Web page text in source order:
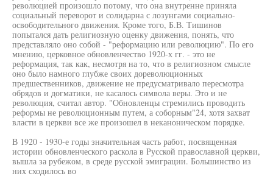
революцией произошло потому, что она внутренне приняла
социальный переворот и солидарна с лозунгами социально-
освободительного движения. Кроме того, Б.В. Тишинов
попытался дать религиозную оценку движения, понять, что
представляло оно собой - "реформацию или революцию". По его
мнению, церковное обновленчество 1920-х гг. - это не
реформация, так как, несмотря на то, что в религиозном смысле
оно было намного глубже своих дореволюционных
предшественников, движение не предусматривало пересмотра
обрядов и догматики, не касалось символа веры. Это и не
революция, считал автор. "Обновленцы стремились проводить
реформы не революционным путем, а соборным"24, хотя захват
власти в церкви все же произошел в неканоническом порядке.
В 1920 - 1930-е годы значительная часть работ, посвященная
истории обновленческого раскола в Русской православной церкви,
вышла за рубежом, в среде русской эмиграции. Большинство из
них сходилось во